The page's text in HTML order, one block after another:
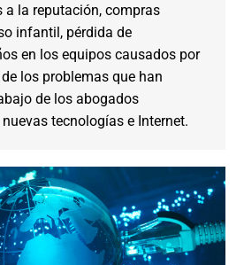
a la reputación, compras
infantil, pérdida de
en los equipos causados por
los problemas que han
de los abogados
tecnologías e Internet.